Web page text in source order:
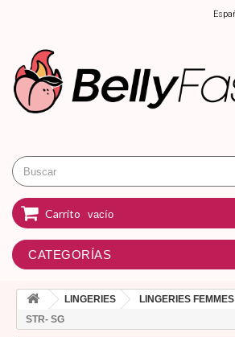
Carrito vacío
CATEGORÍAS
LINGERIES LINGERIES FEMMES
STR- SG